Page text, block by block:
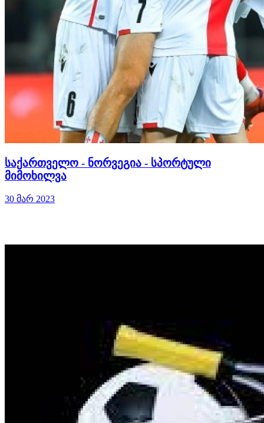
საქართველო - ნორვეგია - სპორტული
მიმოხილვა
30 მარ 2023